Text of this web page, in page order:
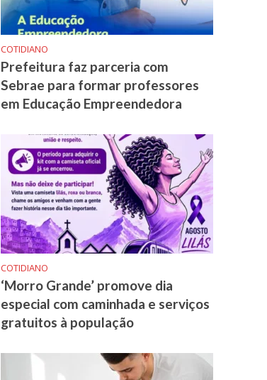
COTIDIANO
Prefeitura faz parceria com
Sebrae para formar professores
em Educação Empreendedora
COTIDIANO
‘Morro Grande’ promove dia
especial com caminhada e serviços
gratuitos à população